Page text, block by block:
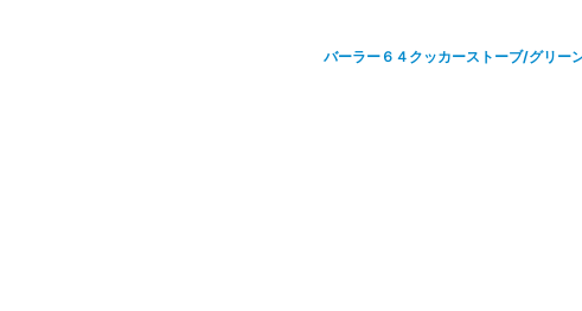
バーラー６４クッカーストーブ/グリー